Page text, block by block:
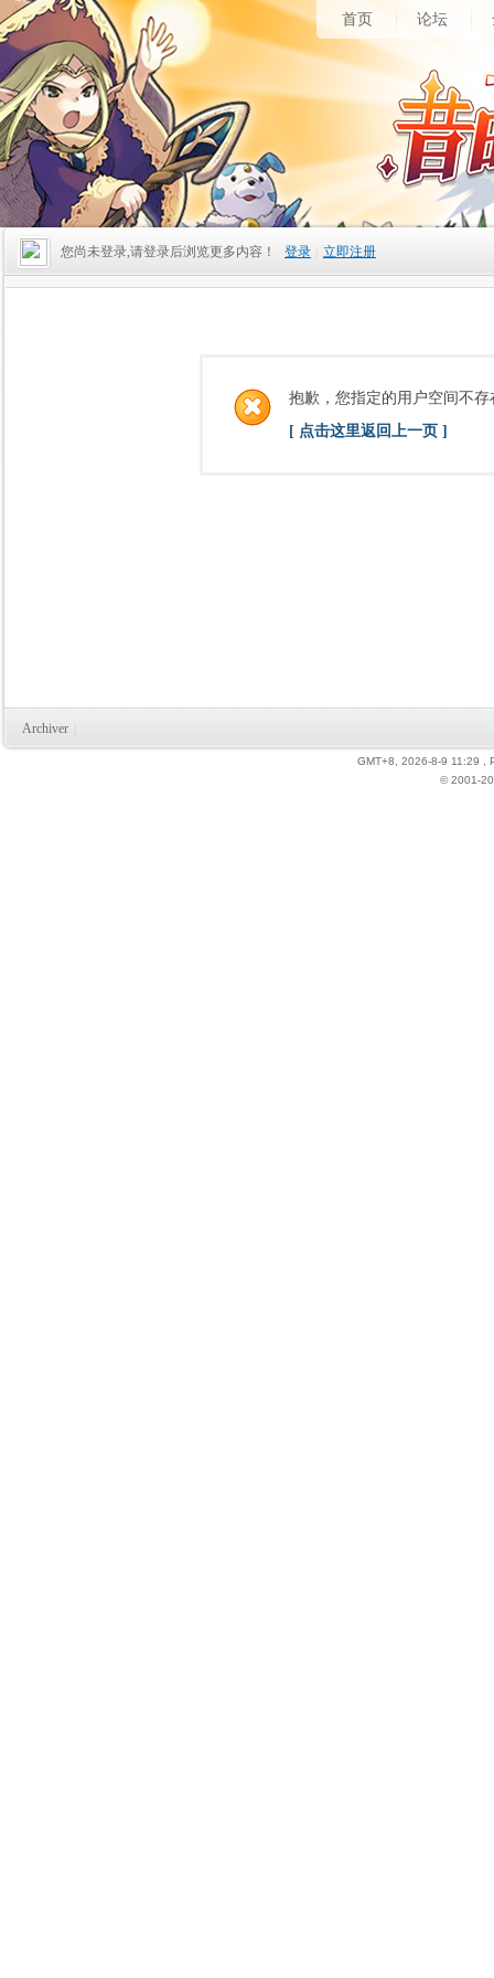
首页 论坛
您尚未登录,请登录后浏览更多内容！ 登录 立即注册
抱歉，您指定的用户空间不存
[ 点击这里返回上一页 ]
Archiver
GMT+8, 2026-8-9 11:29
© 2001-